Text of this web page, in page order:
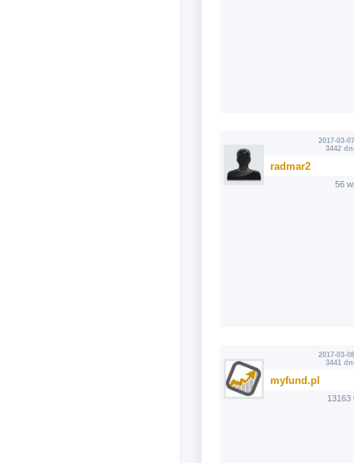
2017-03-
3442
radmar2
56
2017-03-
3441
myfund.pl
13163